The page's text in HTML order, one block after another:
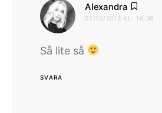
Alexandra
07/10/2013 KL. 16:36
Så lite så
SVARA